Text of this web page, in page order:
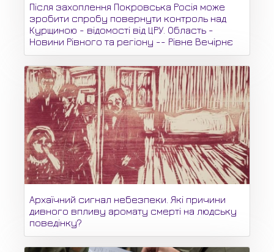
Після захоплення Покровська Росія може
зробити спробу повернути контроль над
Курщиною - відомості від ЦРУ. Область -
Новини Рівного та регіону -- Рівне Вечірнє
Архаїчний сигнал небезпеки. Які причини
дивного впливу аромату смерті на людську
поведінку?